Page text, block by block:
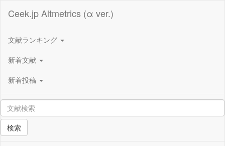
Ceek.jp Altmetrics (α ver.)
文献ランキング
新着文献
新着投稿
検索